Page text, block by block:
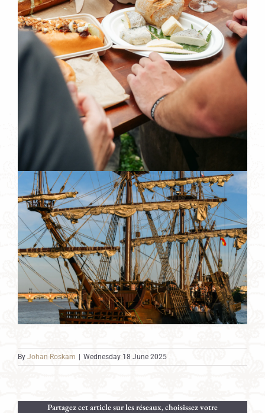
By Johan Roskam | Wednesday 18 June 2025
Partagez cet article sur les réseaux, choisissez votre